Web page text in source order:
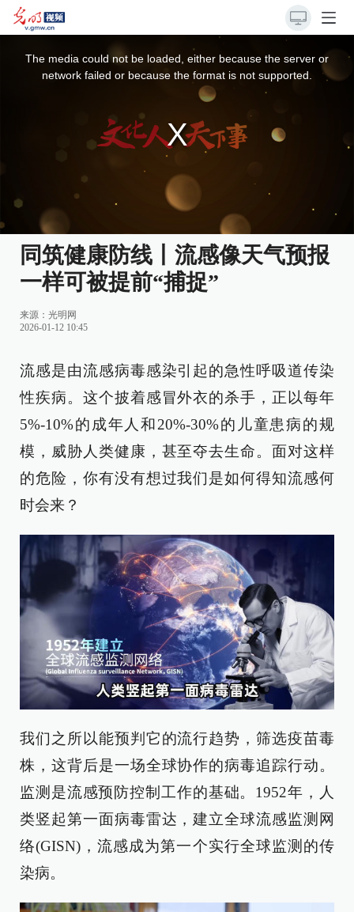
The media could not be loaded, either because the server or
network failed or because the format is not supported.
同筑健康防线丨流感像天气预报
一样可被提前“捕捉”
来源： 光明网
2026-01-12 10:45
流感是由流感病毒感染引起的急性呼吸道传染
性疾病。这个披着感冒外衣的杀手，正以每年
5%-10%的成年人和20%-30%的儿童患病的规
模，威胁人类健康，甚至夺去生命。面对这样
的危险，你有没有想过我们是如何得知流感何
时会来？
我们之所以能预判它的流行趋势，筛选疫苗毒
株，这背后是一场全球协作的病毒追踪行动。
监测是流感预防控制工作的基础。1952年，人
类竖起第一面病毒雷达，建立全球流感监测网
络(GISN)，流感成为第一个实行全球监测的传
染病。